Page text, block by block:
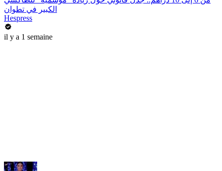
الكبير في تطوان
Hespress
il y a 1 semaine